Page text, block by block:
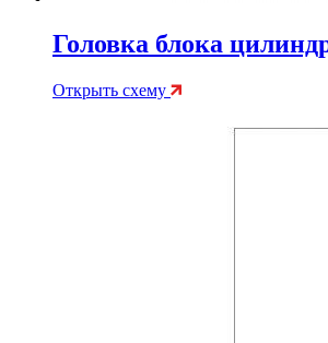
Головка блока
Открыть схему